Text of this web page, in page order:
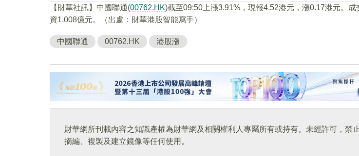
【財華社訊】中國聯通(00762.HK)截至09:50上漲3.91%，現報4.52港元，漲0.17港元。成
資1.008億元。（出處：財華港股智能寫手）
中國聯通 00762.HK 港股漲
財華網所刊載內容之知識產權為財華網及相關權利人專屬所有或持有。未經許可，禁止
摘編、複製及建立鏡像等任何使用。